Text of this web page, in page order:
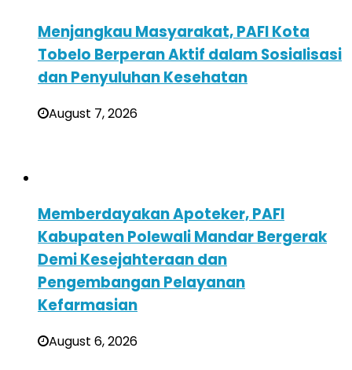
Menjangkau Masyarakat, PAFI Kota
Tobelo Berperan Aktif dalam Sosialisasi
dan Penyuluhan Kesehatan
August 7, 2026
Memberdayakan Apoteker, PAFI
Kabupaten Polewali Mandar Bergerak
Demi Kesejahteraan dan
Pengembangan Pelayanan
Kefarmasian
August 6, 2026